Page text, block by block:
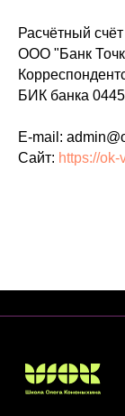
Расчётный
ООО "Банк
БИК банка
E-mail:
Сайт: https://